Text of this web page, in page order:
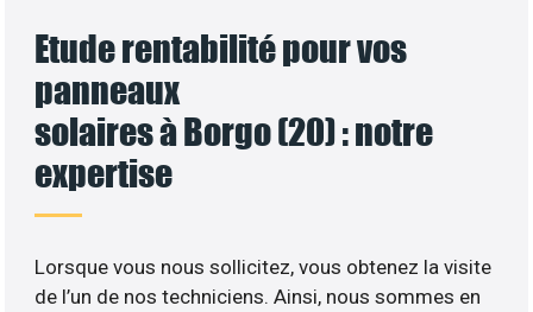
Etude rentabilité pour vos
panneaux
solaires à Borgo (20) : notre
expertise
Lorsque vous nous sollicitez, vous obtenez la visite
de l’un de nos techniciens. Ainsi, nous sommes en